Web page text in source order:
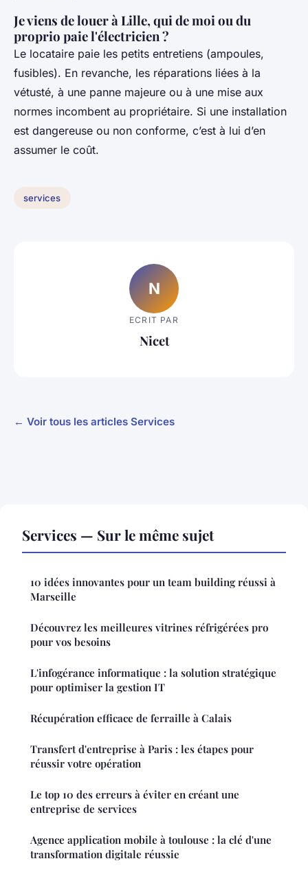
Je viens de louer à Lille, qui de moi ou du
proprio paie l'électricien ?
Le locataire paie les petits entretiens (ampoules,
fusibles). En revanche, les réparations liées à la
vétusté, à une panne majeure ou à une mise aux
normes incombent au propriétaire. Si une installation
est dangereuse ou non conforme, c’est à lui d’en
assumer le coût.
services
N
ECRIT PAR
Nicet
← Voir tous les articles Services
Services — Sur le même sujet
10 idées innovantes pour un team building réussi à
Marseille
Découvrez les meilleures vitrines réfrigérées pro
pour vos besoins
L'infogérance informatique : la solution stratégique
pour optimiser la gestion IT
Récupération efficace de ferraille à Calais
Transfert d'entreprise à Paris : les étapes pour
réussir votre opération
Le top 10 des erreurs à éviter en créant une
entreprise de services
Agence application mobile à toulouse : la clé d'une
transformation digitale réussie